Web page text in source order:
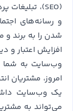
و رسانه‌های
شدن را به برند
افزایش اعتبار و
وب‌سایت به شما
امروز، مشتریان
یک وب‌سایت
می‌تواند به